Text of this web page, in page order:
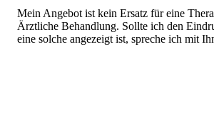
Mein Angebot ist kein Ersatz für eine
Ärztliche Behandlung. Sollte ich den
eine solche angezeigt ist, spreche ich mit